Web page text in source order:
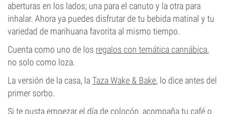
aberturas en los lados; una para el canuto y la otra para
inhalar. Ahora ya puedes disfrutar de tu bebida matinal y tu
variedad de marihuana favorita al mismo tiempo.
Cuenta como uno de los regalos con temática cannábica,
no solo como loza.
La versión de la casa, laTaza Wake & Bake, lo dice antes del
primer sorbo.
Si te gusta empezar el día de colocón, acompaña tu café o